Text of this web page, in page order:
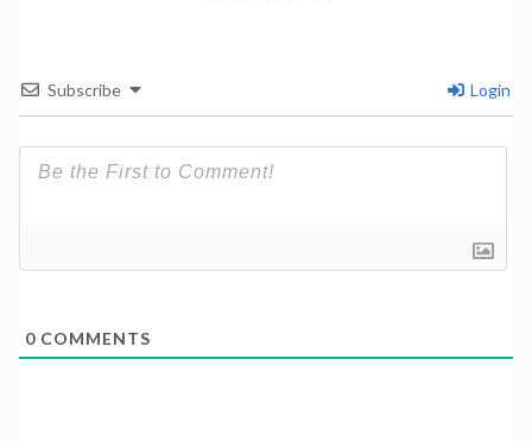
Subscribe Login
0 COMMENTS